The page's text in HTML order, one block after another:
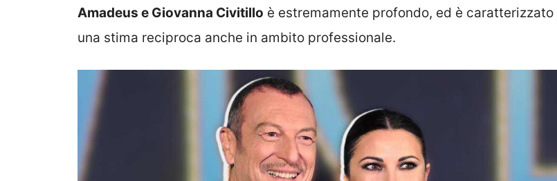
Amadeus e Giovanna Civitillo è estremamente profondo, ed è caratterizzato
una stima reciproca anche in ambito professionale.